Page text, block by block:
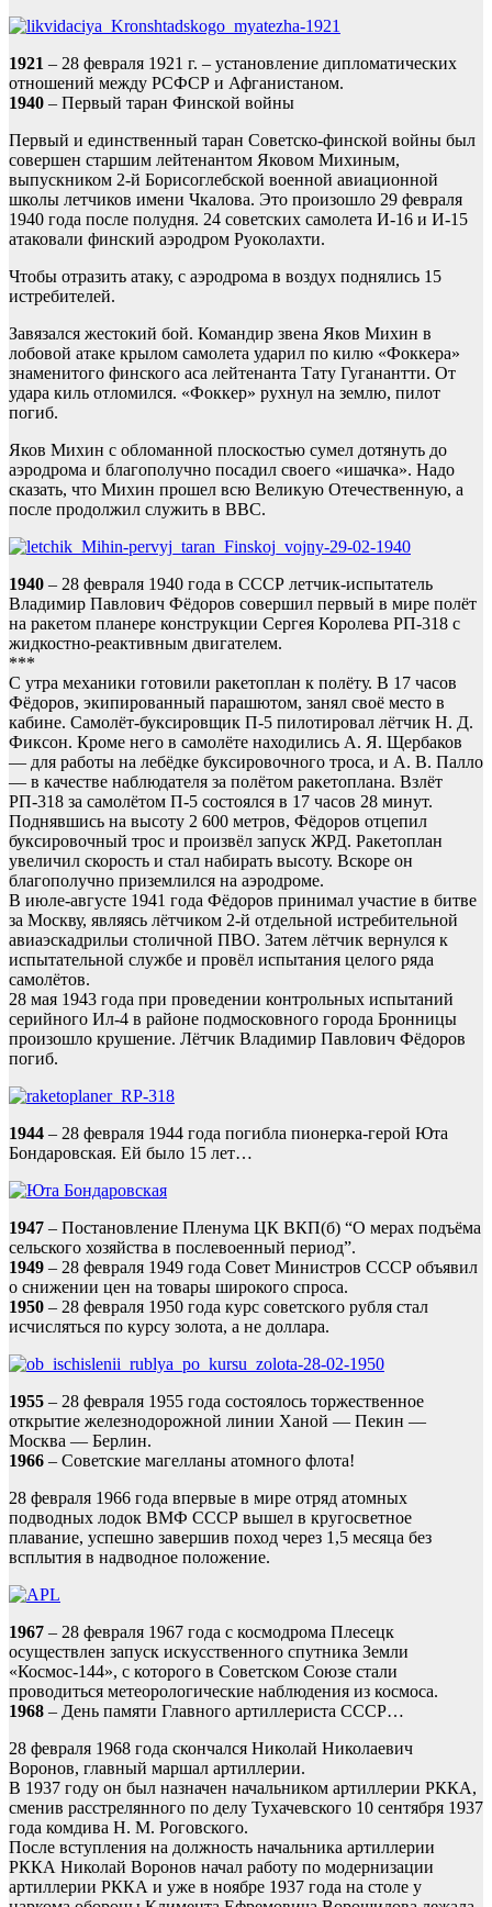
1921 – 28 февраля 1921 г. – установление дипломатических
отношений между РСФСР и Афганистаном.
1940 – Первый таран Финской войны
Первый и единственный таран Советско-финской войны был
совершен старшим лейтенантом Яковом Михиным,
выпускником 2-й Борисоглебской военной авиационной
школы летчиков имени Чкалова. Это произошло 29 февраля
1940 года после полудня. 24 советских самолета И-16 и И-15
атаковали финский аэродром Руоколахти.
Чтобы отразить атаку, с аэродрома в воздух поднялись 15
истребителей.
Завязался жестокий бой. Командир звена Яков Михин в
лобовой атаке крылом самолета ударил по килю «Фоккера»
знаменитого финского аса лейтенанта Тату Гуганантти. От
удара киль отломился. «Фоккер» рухнул на землю, пилот
погиб.
Яков Михин с обломанной плоскостью сумел дотянуть до
аэродрома и благополучно посадил своего «ишачка». Надо
сказать, что Михин прошел всю Великую Отечественную, а
после продолжил служить в ВВС.
1940 – 28 февраля 1940 года в СССР летчик-испытатель
Владимир Павлович Фёдоров совершил первый в мире полёт
на ракетом планере конструкции Сергея Королева РП-318 с
жидкостно-реактивным двигателем.
***
С утра механики готовили ракетоплан к полёту. В 17 часов
Фёдоров, экипированный парашютом, занял своё место в
кабине. Самолёт-буксировщик П-5 пилотировал лётчик Н. Д.
Фиксон. Кроме него в самолёте находились А. Я. Щербаков
— для работы на лебёдке буксировочного троса, и А. В. Палло
— в качестве наблюдателя за полётом ракетоплана. Взлёт
РП-318 за самолётом П-5 состоялся в 17 часов 28 минут.
Поднявшись на высоту 2 600 метров, Фёдоров отцепил
буксировочный трос и произвёл запуск ЖРД. Ракетоплан
увеличил скорость и стал набирать высоту. Вскоре он
благополучно приземлился на аэродроме.
В июле-августе 1941 года Фёдоров принимал участие в битве
за Москву, являясь лётчиком 2-й отдельной истребительной
авиаэскадрильи столичной ПВО. Затем лётчик вернулся к
испытательной службе и провёл испытания целого ряда
самолётов.
28 мая 1943 года при проведении контрольных испытаний
серийного Ил-4 в районе подмосковного города Бронницы
произошло крушение. Лётчик Владимир Павлович Фёдоров
погиб.
1944 – 28 февраля 1944 года погибла пионерка-герой Юта
Бондаровская. Ей было 15 лет…
1947 – Постановление Пленума ЦК ВКП(б) “О мерах подъёма
сельского хозяйства в послевоенный период”.
1949 – 28 февраля 1949 года Совет Министров СССР объявил
о снижении цен на товары широкого спроса.
1950 – 28 февраля 1950 года курс советского рубля стал
исчисляться по курсу золота, а не доллара.
1955 – 28 февраля 1955 года состоялось торжественное
открытие железнодорожной линии Ханой — Пекин —
Москва — Берлин.
1966 – Советские магелланы атомного флота!
28 февраля 1966 года впервые в мире отряд атомных
подводных лодок ВМФ СССР вышел в кругосветное
плавание, успешно завершив поход через 1,5 месяца без
всплытия в надводное положение.
1967 – 28 февраля 1967 года с космодрома Плесецк
осуществлен запуск искусственного спутника Земли
«Космос-144», с которого в Советском Союзе стали
проводиться метеорологические наблюдения из космоса.
1968 – День памяти Главного артиллериста СССР…
28 февраля 1968 года скончался Николай Николаевич
Воронов, главный маршал артиллерии.
В 1937 году он был назначен начальником артиллерии РККА,
сменив расстрелянного по делу Тухачевского 10 сентября 1937
года комдива Н. М. Роговского.
После вступления на должность начальника артиллерии
РККА Николай Воронов начал работу по модернизации
артиллерии РККА и уже в ноябре 1937 года на столе у